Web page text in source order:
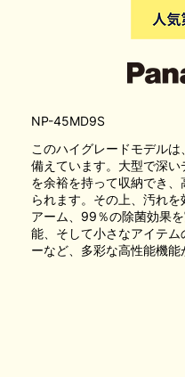
このハイグレードモデル
備えています。大型で深
を余裕を持って収納でき
られます。その上、汚れ
アーム、99％の除菌効果
能、そして小さなアイテ
ーなど、多彩な高性能機能
NP-45MD9S